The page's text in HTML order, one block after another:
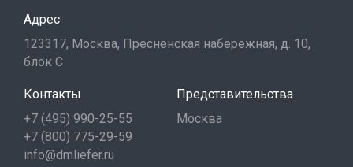
Адрес
123317, Москва, Пресненская набережная, д. 10,
блок С
Контакты
+7 (495) 990-25-55
+7 (800) 775-29-59
info@dmliefer.ru
Представительства
Москва